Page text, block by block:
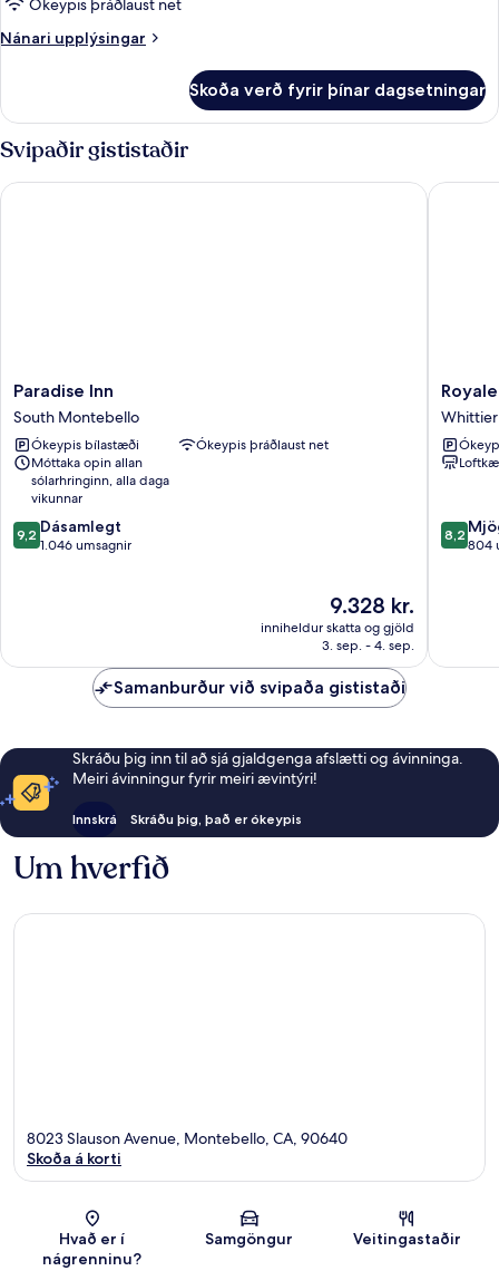
einkabaðherbergi
-
1
tvíbreitt
rúm
-
reykherbergi
Ókeypis þráðlaust net
Nánari upplýsingar
Nánari
herbergi
-
1
stórt
tvíbreitt
Skoða verð fyrir þínar dagsetningar
Svipaðir gististaðir
Paradise
Inn
South
Montebello
Paradise Inn
South Montebello
Ókeypis bílastæði
Ókeypis þráðlaust net
Móttaka opin allan
sólarhringinn, alla daga
vikunnar
9.2
af
9,2 Dásamlegt
1.046 umsagnir
Verðið
er
9.328 kr.
9.328 kr.
inniheldur skatta og gjöld
3. sep. - 4. sep.
Paradise Inn
Royale
Inn
Motel
Whittier
Whittier
8.2
af
8,2
804
Royale
Samanburður við svipaða gististaði
Skráðu þig inn til að sjá gjaldgenga afslætti og ávinninga.
Meiri ávinningur fyrir meiri ævintýri!
Innskrá Skráðu þig, það er ókeypis
Um hverfið
Kort
8023 Slauson Avenue, Montebello, CA, 90640
Skoða á korti
Hvað er í
nágrenninu?
Samgöngur Veitingastaðir